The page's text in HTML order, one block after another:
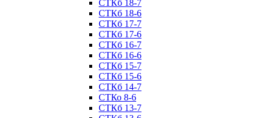
СТКб 18-7
СТКб 18-6
СТКб 17-7
СТКб 17-6
СТКб 16-7
СТКб 16-6
СТКб 15-7
СТКб 15-6
СТКб 14-7
СТКо 8-6
СТКб 13-7